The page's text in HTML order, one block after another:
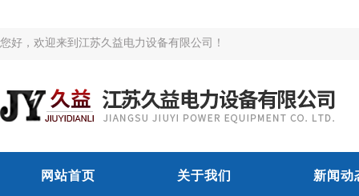
您好，欢迎来到江苏久益电力设备有限公司！
网站首页 关于我们 新闻动